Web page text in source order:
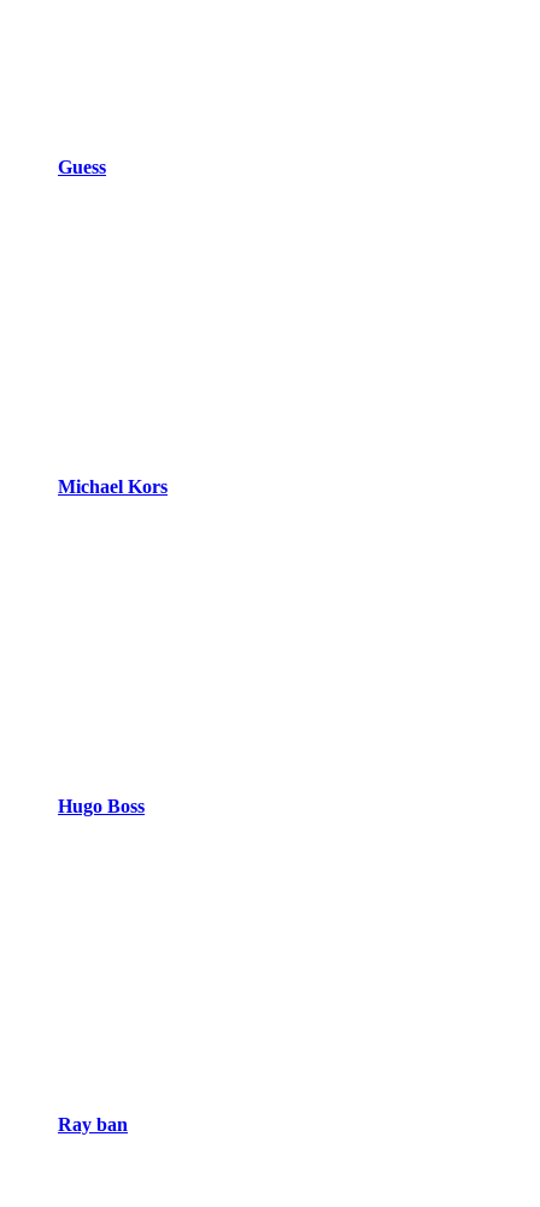
Guess
Michael Kors
Hugo Boss
Ray ban